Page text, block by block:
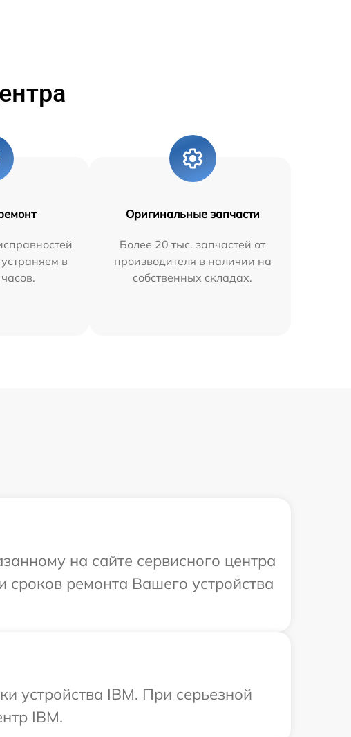
в
Оригинальные запчасти
Более 20 тыс. запчастей от
производителя в наличии на
собственных складах.
на сайте сервисного центра
сроков ремонта Вашего устройства
устройства IBM. При серьезной
IBM.